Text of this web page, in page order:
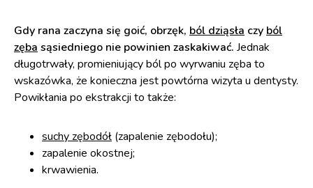
Gdy rana zaczyna się goić, obrzęk, ból dziąsła czy ból
zęba sąsiedniego nie powinien zaskakiwać. Jednak
długotrwały, promieniujący ból po wyrwaniu zęba to
wskazówka, że konieczna jest powtórna wizyta u dentysty.
Powikłania po ekstrakcji to także:
suchy zębodół (zapalenie zębodołu);
zapalenie okostnej;
krwawienia.